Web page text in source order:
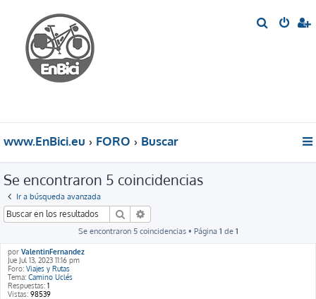
www.EnBici.eu FORO Buscar
Se encontraron 5 coincidencias
Ir a búsqueda avanzada
Buscar
Se encontraron 5 coincidencias • Página 1 de 1
por ValentinFernandez
Jue Jul 13, 2023 11:16 pm
Foro: Viajes y Rutas
Tema: Camino Uclés
Respuestas: 1
Vistas: 98539